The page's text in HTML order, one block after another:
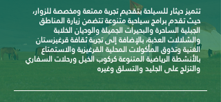
تتميز ديثار للسياحةبتقديم تجربةممتعة ومخصصة للزوار،
حيث تقدم برامج سياحية متنوعة تتضمن زيارة المناطق
الجبلية الساحرة والبحيرات الجميلة والوديان الخلابة
والشلالات العذبة، بالإضافة إلى تجربة ثقافة قرغيزستان
الغنية وتذوق المأكولات المحلية القرغيزية والاستمتاع
بالأنشطة الرياضية المتنوعة كركوب الخيل ورحلات السفاري
والتزلج على الجليد والتسلق وغيره